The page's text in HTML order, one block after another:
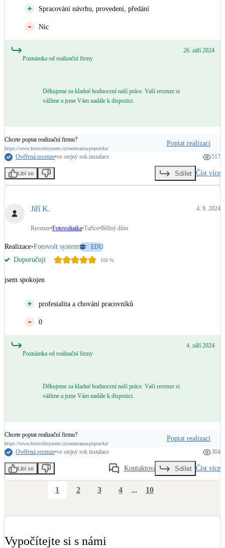
Spracování návrhu, provedení, předání
Nic
Poznámka od realizační firmy
26. září 2024
Děkujeme za kladné hodnocení naší práce. Vaší recenze si
vážíme a jsme Vám nadále k dispozici.
Chcete poptat realizační firmu?
https://www.fotovoltsystem.cz/nezavazna-poptavka/
Poptat realizaci
Ověřená recenze•ve stejný rok instalace 517
Libí se Sdílet Číst více
Jiří K. 4. 9. 2024
Recenze•Fotovoltaika•Tuřice•Běžný dům
Realizace•Fotovolt system EDU
Doporučuji 100 %
jsem spokojen
profesialita a chování pracovníků
0
Poznámka od realizační firmy
4. září 2024
Děkujeme za kladné hodnocení naší práce. Vaší recenze si
vážíme a jsme Vám nadále k dispozici.
Chcete poptat realizační firmu?
https://www.fotovoltsystem.cz/nezavazna-poptavka/
Poptat realizaci
Ověřená recenze•ve stejný rok instalace 304
Libí se Kontaktovat Sdílet Číst více
1 2 3 4 ... 10
Vypočítejte si s námi